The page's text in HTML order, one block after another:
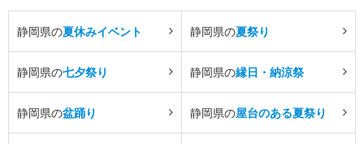
静岡県の夏休みイベント 静岡県の夏祭り
静岡県の七夕祭り 静岡県の縁日・納涼祭
静岡県の盆踊り 静岡県の屋台のある夏祭り